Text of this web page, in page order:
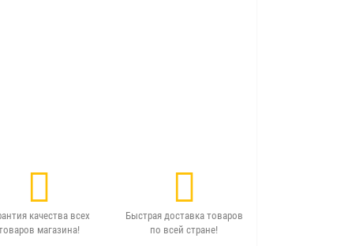
качества всех
магазина!
Быстрая доставка товаров
по всей стране!